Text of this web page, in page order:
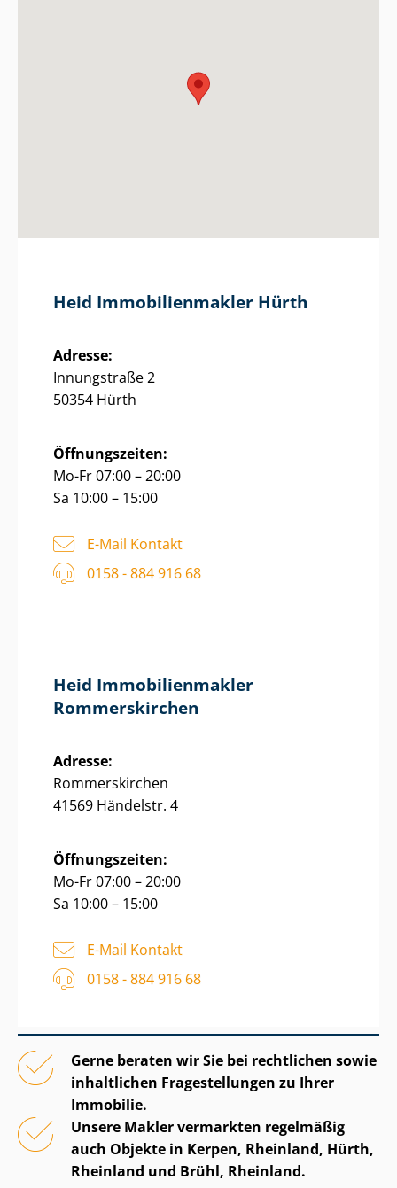
Heid Im­mo­bi­li­en­mak­ler Hürth
Adresse:
Innungstraße 2
50354 Hürth
Öffnungszeiten:
Mo-Fr 07:00 – 20:00
Sa 10:00 – 15:00
E-Mail Kontakt
0158 - 884 916 68
Heid Im­mo­bi­li­en­mak­ler
Rommerskirchen
Adresse:
Rommerskirchen
41569 Händelstr. 4
Öffnungszeiten:
Mo-Fr 07:00 – 20:00
Sa 10:00 – 15:00
E-Mail Kontakt
0158 - 884 916 68
Gerne beraten wir Sie bei rechtlichen sowie
inhaltlichen Fragestellungen zu Ihrer
Immobilie.
Unsere Makler vermarkten regelmäßig
auch Objekte in Kerpen, Rheinland, Hürth,
Rheinland und Brühl, Rheinland.